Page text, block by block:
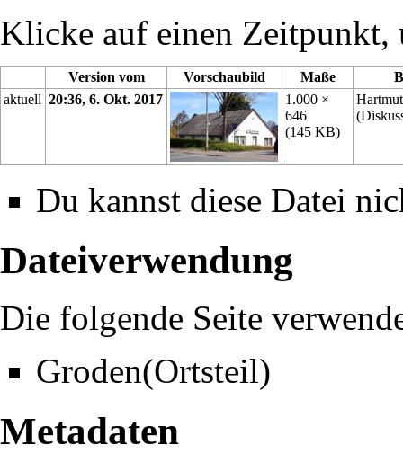
Klicke auf einen Zeitpunkt,
Version vom Vorschaubild Maße
aktuell 20:36, 6. Okt. 2017
1.000 ×
646
(145 KB)
(
Du kannst diese Datei
Dateiverwendung
Die folgende Seite
Groden(Ortsteil)
Metadaten